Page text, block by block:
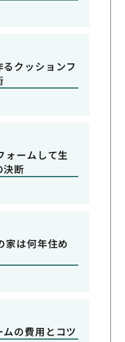
クッションフ
ォームして生
決断
家は何年住め
の費用とコツ